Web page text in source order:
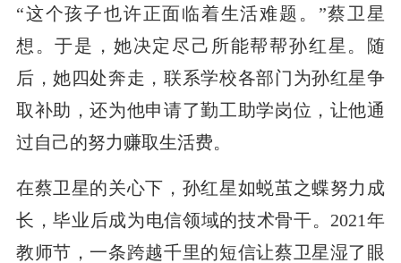
“这个孩子也许正面临着生活难题。”蔡卫星
想。于是，她决定尽己所能帮帮孙红星。随
后，她四处奔走，联系学校各部门为孙红星争
取补助，还为他申请了勤工助学岗位，让他通
过自己的努力赚取生活费。
在蔡卫星的关心下，孙红星如蜕茧之蝶努力成
长，毕业后成为电信领域的技术骨干。2021年
教师节，一条跨越千里的短信让蔡卫星湿了眼